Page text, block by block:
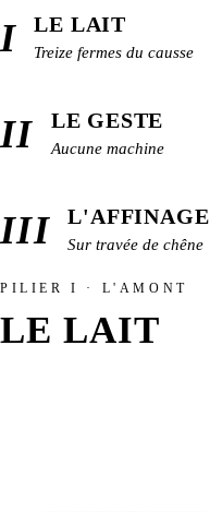
I LE LAIT
Treize fermes du causse
II LE GESTE
Aucune machine
III L'AFFINAGE
Sur travée de chêne
PILIER I · L'AMONT
LE LAIT